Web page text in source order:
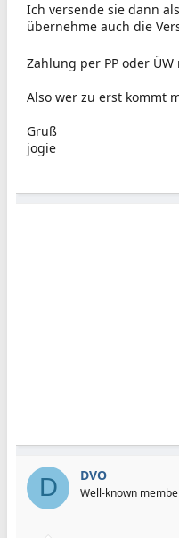
Ich versende sie dann
übernehme auch die
Zahlung per PP oder ÜW
Also wer zu erst kommt
Gruß
jogie
D DVO
Well-known